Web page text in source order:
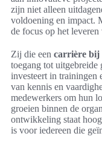
zijn niet alleen
voldoening en impact.
de focus op het leveren
Zij die een carrière bij
toegang tot
investeert in trainingen
van kennis en
medewerkers om hun
groeien binnen de
ontwikkeling staat
is voor iedereen die